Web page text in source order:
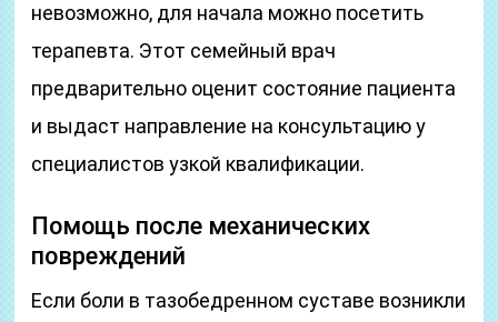
невозможно, для начала можно посетить
терапевта. Этот семейный врач
предварительно оценит состояние пациента
и выдаст направление на консультацию у
специалистов узкой квалификации.
Помощь после механических
повреждений
Если боли в тазобедренном суставе возникли